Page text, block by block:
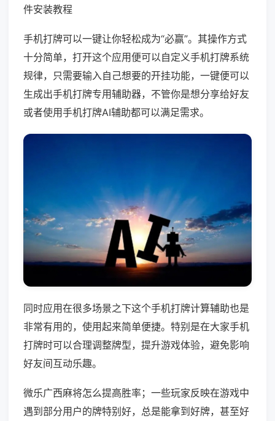
件安装教程
手机打牌可以一键让你轻松成为“必赢”。其操作方式
十分简单，打开这个应用便可以自定义手机打牌系统
规律，只需要输入自己想要的开挂功能，一键便可以
生成出手机打牌专用辅助器，不管你是想分享给好友
或者使用手机打牌AI辅助都可以满足需求。
同时应用在很多场景之下这个手机打牌计算辅助也是
非常有用的，使用起来简单便捷。特别是在大家手机
打牌时可以合理调整牌型，提升游戏体验，避免影响
好友间互动乐趣。
微乐广西麻将怎么提高胜率；一些玩家反映在游戏中
遇到部分用户的牌特别好，总是能拿到好牌，甚至好